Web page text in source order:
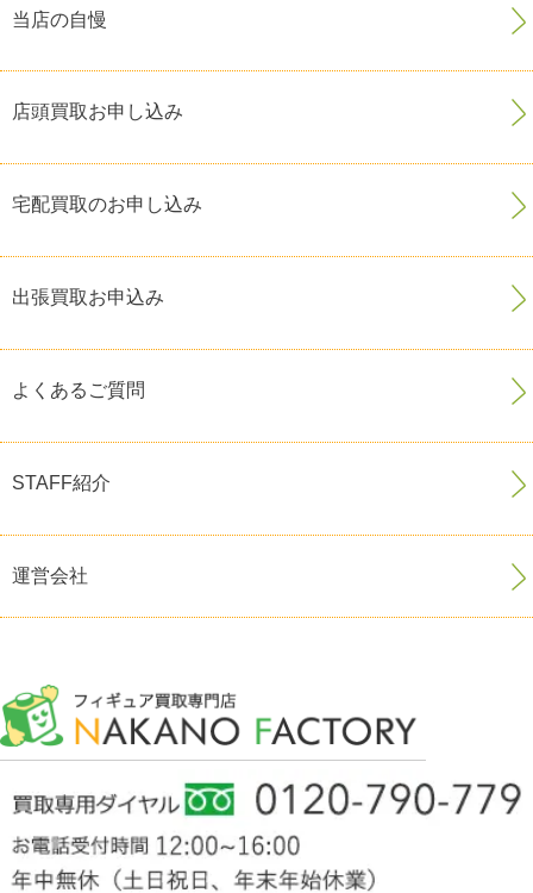
当店の自慢
店頭買取お申し込み
宅配買取のお申し込み
出張買取お申込み
よくあるご質問
STAFF紹介
運営会社